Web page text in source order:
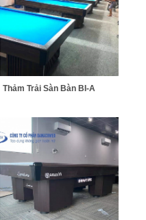
Thảm Trải Sàn Bàn BI-A